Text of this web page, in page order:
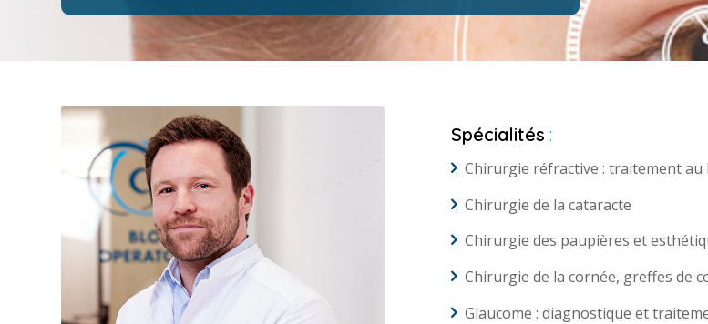
Spécialités :
Chirurgie réfractive : traitement au
Chirurgie de la cataracte
Chirurgie des paupières et
Chirurgie de la cornée, greffes de
Glaucome : diagnostique et